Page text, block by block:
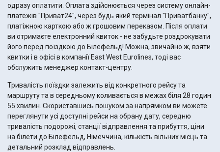
одразу оплатити. Оплата здійснюється через систему онлайн-
платежів "Приват24", через будь який термінал "Приватбанку",
платіжною карткою або ж грошовим переказом. Після оплати
ви отримаєте електронний квиток - не забудьте роздрокувати
його перед поїздкою до Білефельд! Можна, звичайно ж, взяти
квитки і в офісі в компанії East West Eurolines, тоді вас
обслужить менеджер контакт-центру.
Тривалість поїздки залежить від конкретного рейсу та
маршруту та в середньому коливається в межах біля 28 годин
55 хвилин. Скориставшись пошуком за напрямком ви можете
переглянути усі доступні рейси на обрану дату, середню
тривалість подорожі, станції відправлення та прибуття, ціни
на білети до Білефельд, Німеччина, кількість вільних місць та
детальний розклад відправлень.